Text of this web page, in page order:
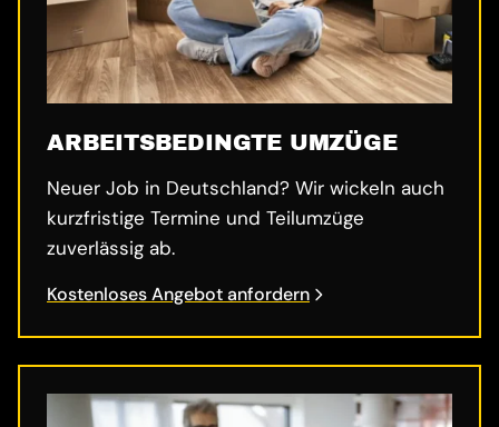
ARBEITSBEDINGTE UMZÜGE
Neuer Job in Deutschland? Wir wickeln auch
kurzfristige Termine und Teilumzüge
zuverlässig ab.
Kostenloses Angebot anfordern